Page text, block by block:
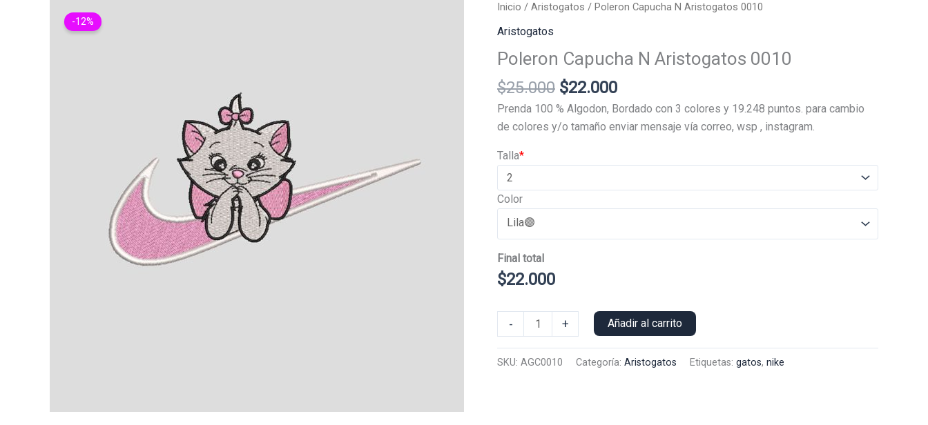
-12%
Inicio / Aristogatos / Poleron Capucha N Aristogatos 0010
Aristogatos
Poleron Capucha N Aristogatos 0010
$25.000 El
precio
original
$22.000El
precio
actual
Prenda 100 % Algodon, Bordado con 3 colores y 19.248 puntos. para cambio
de colores y/o tamaño enviar mensaje vía correo, wsp , instagram.
*
Talla
Color
Final total
$22.000
-
Capucha
N
+ Añadir al carrito
SKU: AGC0010 Categoría: Aristogatos Etiquetas: gatos, nike